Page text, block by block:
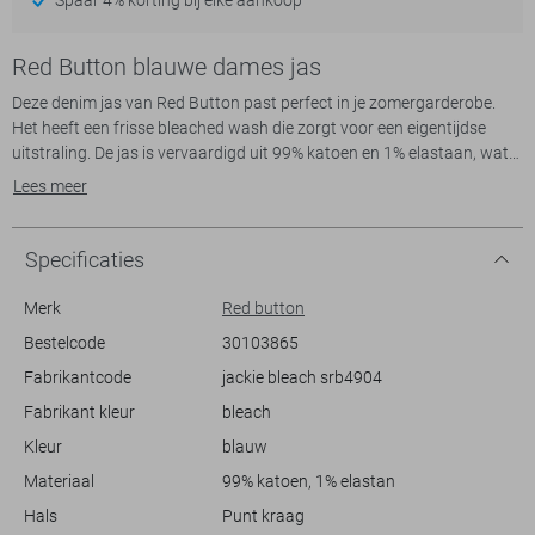
Red Button blauwe dames jas
Deze denim jas van Red Button past perfect in je zomergarderobe.
Het heeft een frisse bleached wash die zorgt voor een eigentijdse
uitstraling. De jas is vervaardigd uit 99% katoen en 1% elastaan, wat
zorgt voor een comfortabele pasvorm die meebeweegt. De regular fit
zowel casual als meer stijlvolle outfits.
Het design van de jas heeft subtiele details zoals borstzakken en een
klassieke puntkraag, waardoor het een authentieke denim look
en zorgen ervoor dat je deze jas makkelijk kunt aanpassen aan
verschillende gelegenheden. Of je nu een dagje uit gaat of een
informele bijeenkomst hebt, deze jas is een ideale aanvulling op je look
Lees meer
Specificaties
Merk
Red button
Bestelcode
30103865
Fabrikantcode
jackie bleach srb4904
Fabrikant kleur
bleach
Kleur
blauw
Materiaal
99% katoen, 1% elastan
Hals
Punt kraag